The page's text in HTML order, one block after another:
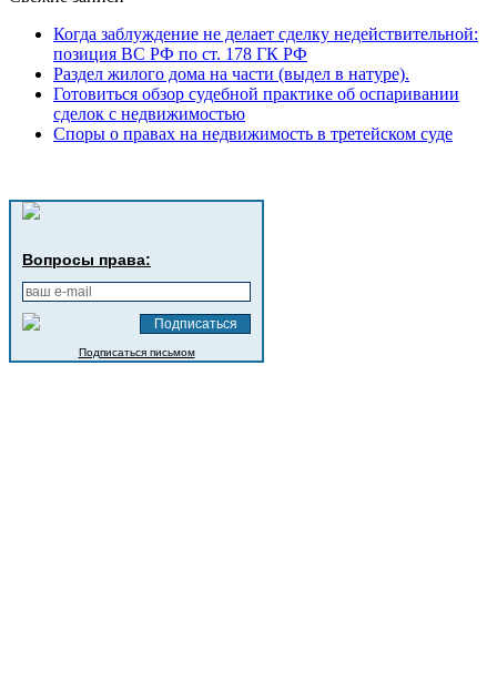
Когда заблуждение не делает сделку недействительной:
позиция ВС РФ по ст. 178 ГК РФ
Раздел жилого дома на части (выдел в натуре).
Готовиться обзор судебной практике об оспаривании
сделок с недвижимостью
Споры о правах на недвижимость в третейском суде
Вопросы права:
Подписаться письмом